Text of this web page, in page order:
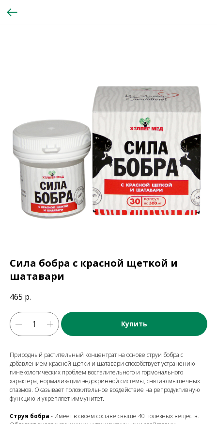
Сила бобра с красной щеткой и
шатавари
465 р.
Купить
Природный растительный концентрат на основе струи бобра с
добавлением красной щетки и шатавари способствует устранению
гинекологических проблем воспалительного и гормонального
характера, нормализации эндокринной системы, снятию мышечных
спазмов. Оказывает положительное воздействие на репродуктивную
функцию и укрепляет иммунитет.
Струя бобра - Имеет в своем составе свыше 40 полезных веществ.